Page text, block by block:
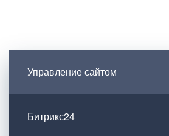
Управление сайтом
Битрикс24